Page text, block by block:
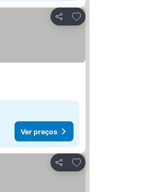
Partilhar
Adicionar aos favoritos
Ver preços
Partilhar
Adicionar aos favoritos